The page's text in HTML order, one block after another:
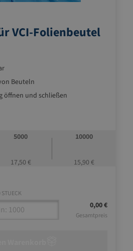
VCI-Folienbeutel
Beuteln
öffnen und schließen
5000
17,50 €
10000
15,90 €
0,00 €
Gesamtpreis